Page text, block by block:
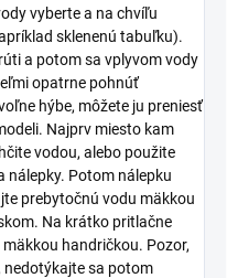
vyberte a na chvíľu
sklenenú tabuľku).
a potom sa vplyvom vody
opatrne pohnúť
hýbe, môžete ju preniesť
Najprv miesto kam
vodou, alebo použite
nálepky. Potom nálepku
prebytočnú vodu mäkkou
Na krátko pritlačne
handričkou. Pozor,
nedotýkajte sa potom